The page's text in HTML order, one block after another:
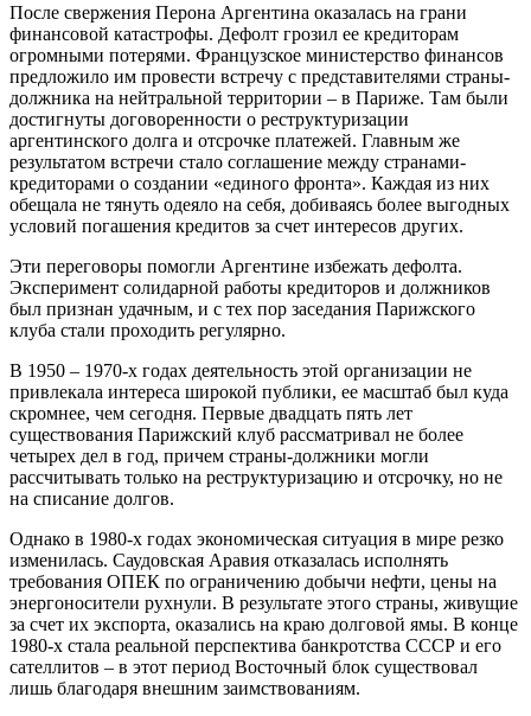
После свержения Перона Аргентина оказалась на грани
финансовой катастрофы. Дефолт грозил ее кредиторам
огромными потерями. Французское министерство финансов
предложило им провести встречу с представителями страны-
должника на нейтральной территории – в Париже. Там были
достигнуты договоренности о реструктуризации
аргентинского долга и отсрочке платежей. Главным же
результатом встречи стало соглашение между странами-
кредиторами о создании «единого фронта». Каждая из них
обещала не тянуть одеяло на себя, добиваясь более выгодных
условий погашения кредитов за счет интересов других.
Эти переговоры помогли Аргентине избежать дефолта.
Эксперимент солидарной работы кредиторов и должников
был признан удачным, и с тех пор заседания Парижского
клуба стали проходить регулярно.
В 1950 – 1970-х годах деятельность этой организации не
привлекала интереса широкой публики, ее масштаб был куда
скромнее, чем сегодня. Первые двадцать пять лет
существования Парижский клуб рассматривал не более
четырех дел в год, причем страны-должники могли
рассчитывать только на реструктуризацию и отсрочку, но не
на списание долгов.
Однако в 1980-х годах экономическая ситуация в мире резко
изменилась. Саудовская Аравия отказалась исполнять
требования ОПЕК по ограничению добычи нефти, цены на
энергоносители рухнули. В результате этого страны, живущие
за счет их экспорта, оказались на краю долговой ямы. В конце
1980-х стала реальной перспектива банкротства СССР и его
сателлитов – в этот период Восточный блок существовал
лишь благодаря внешним заимствованиям.